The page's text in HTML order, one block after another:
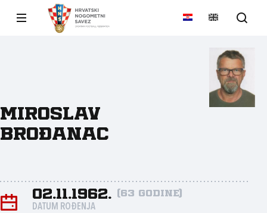
Miroslav
Brođanac
02.11.1962. (63 godine)
DATUM ROĐENJA